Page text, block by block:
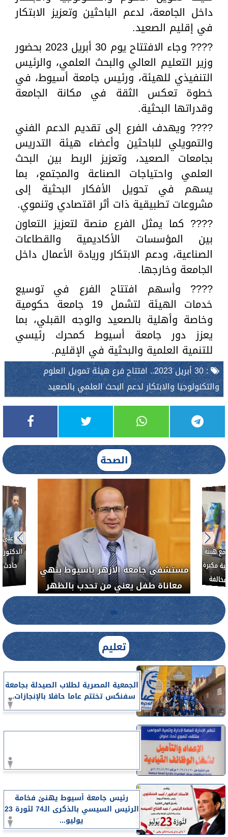
داخل الجامعة، لدعم الباحثين وتعزيز الابتكار
في إقليم الصعيد.
???? وجاء الافتتاح يوم 30 أبريل 2023 بحضور
وزير التعليم العالي والبحث العلمي، والرئيس
التنفيذي للهيئة، ورئيس جامعة أسيوط، في
خطوة تعكس الثقة في مكانة الجامعة
وقدراتها البحثية.
???? ويهدف الفرع إلى تقديم الدعم الفني
والتمويلي للباحثين وأعضاء هيئة التدريس
بجامعات الصعيد، وتعزيز الربط بين البحث
العلمي واحتياجات الصناعة والمجتمع، بما
يسهم في تحويل الأفكار البحثية إلى
مشروعات تطبيقية ذات أثر اقتصادي وتنموي.
???? كما يمثل الفرع منصة لتعزيز التعاون
بين المؤسسات الأكاديمية والقطاعات
الصناعية، ودعم الابتكار وريادة الأعمال داخل
الجامعة وخارجها.
???? وأسهم افتتاح الفرع في توسيع
خدمات الهيئة لتشمل 19 جامعة حكومية
وخاصة وأهلية بالصعيد والوجه القبلي، بما
يعزز دور جامعة أسيوط كمحرك رئيسي
للتنمية العلمية والبحثية في الإقليم.
: 30 أبريل 2023.. افتتاح فرع هيئة تمويل العلوم
والتكنولوجيا والابتكار لدعم البحث العلمي بالصعيد
الصحة
بناءً
حادث
مستشفى جامعة الأزهر بأسيوط ينهي
معاناة طفل يعني من تحدب بالظهر
هيئة
مكبرة
تعليم
الجمعية المصرية لطلاب الصيدلة بجامعة
سفنكس تختتم عاما حافلا بالإنجازات...
رئيس جامعة أسيوط يهنئ فخامة
الرئيس السيسي بالذكرى الـ74 لثورة 23
يوليو...